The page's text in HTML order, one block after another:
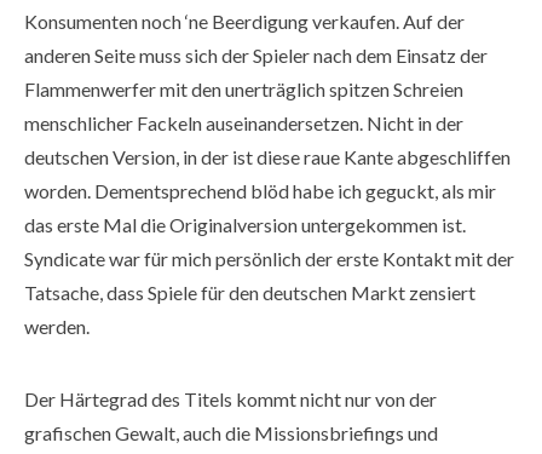
Konsumenten noch ‘ne Beerdigung verkaufen. Auf der
anderen Seite muss sich der Spieler nach dem Einsatz der
Flammenwerfer mit den unerträglich spitzen Schreien
menschlicher Fackeln auseinandersetzen. Nicht in der
deutschen Version, in der ist diese raue Kante abgeschliffen
worden. Dementsprechend blöd habe ich geguckt, als mir
das erste Mal die Originalversion untergekommen ist.
Syndicate war für mich persönlich der erste Kontakt mit der
Tatsache, dass Spiele für den deutschen Markt zensiert
werden.
Der Härtegrad des Titels kommt nicht nur von der
grafischen Gewalt, auch die Missionsbriefings und